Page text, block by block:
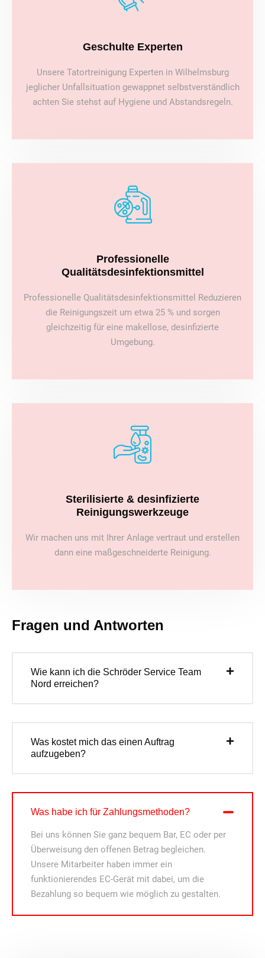
Geschulte Experten
Unsere Tatortreinigung Experten in Wilhelmsburg
jeglicher Unfallsituation gewappnet selbstverständlich
achten Sie stehst auf Hygiene und Abstandsregeln.
Professionelle
Qualitätsdesinfektionsmittel
Professionelle Qualitätsdesinfektionsmittel Reduzieren
die Reinigungszeit um etwa 25 % und sorgen
gleichzeitig für eine makellose, desinfizierte
Umgebung.
Sterilisierte & desinfizierte
Reinigungswerkzeuge
Wir machen uns mit Ihrer Anlage vertraut und erstellen
dann eine maßgeschneiderte Reinigung.
Fragen und Antworten
Wie kann ich die Schröder Service Team
Nord erreichen?
Was kostet mich das einen Auftrag
aufzugeben?
Was habe ich für Zahlungsmethoden?
Bei uns können Sie ganz bequem Bar, EC oder per
Überweisung den offenen Betrag begleichen.
Unsere Mitarbeiter haben immer ein
funktionierendes EC-Gerät mit dabei, um die
Bezahlung so bequem wie möglich zu gestalten.